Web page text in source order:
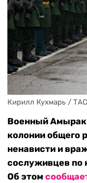
Кирилл Кухмарь /
Военный Амырак
колонии общего
ненависти и
сослуживцев по
Об этом